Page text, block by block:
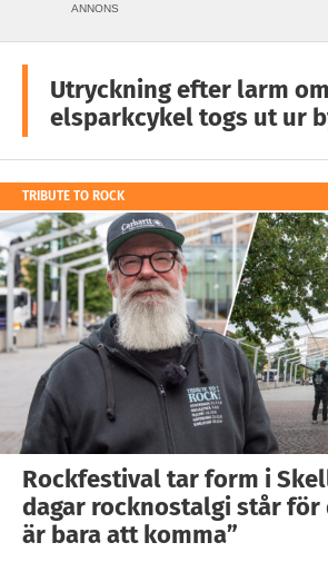
ANNONS
Utryckning efter larm
elsparkcykel togs ut ur
TRIBUTE TO ROCK
Rockfestival tar form i
dagar rocknostalgi står för
är bara att komma”